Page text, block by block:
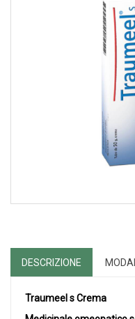
DESCRIZIONE
Traumeel s Crema